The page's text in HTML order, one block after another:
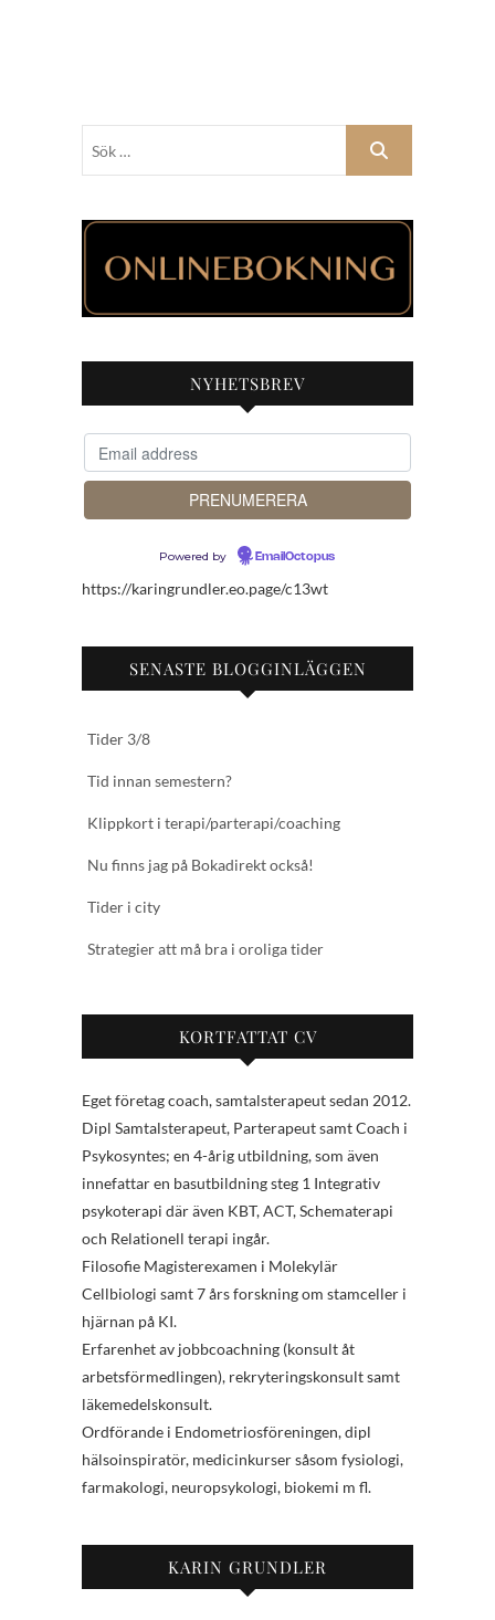
NYHETSBREV
Powered by EmailOctopus
https://karingrundler.eo.page/c13wt
SENASTE BLOGGINLÄGGEN
Tider 3/8
Tid innan semestern?
Klippkort i terapi/parterapi/coaching
Nu finns jag på Bokadirekt också!
Tider i city
Strategier att må bra i oroliga tider
KORTFATTAT CV
Eget företag coach, samtalsterapeut sedan 2012.
Dipl Samtalsterapeut, Parterapeut samt Coach i
Psykosyntes; en 4-årig utbildning, som även
innefattar en basutbildning steg 1 Integrativ
psykoterapi där även KBT, ACT, Schematerapi
och Relationell terapi ingår.
Filosofie Magisterexamen i Molekylär
Cellbiologi samt 7 års forskning om stamceller i
hjärnan på KI.
Erfarenhet av jobbcoachning (konsult åt
arbetsförmedlingen), rekryteringskonsult samt
läkemedelskonsult.
Ordförande i Endometriosföreningen, dipl
hälsoinspiratör, medicinkurser såsom fysiologi,
farmakologi, neuropsykologi, biokemi m fl.
KARIN GRUNDLER